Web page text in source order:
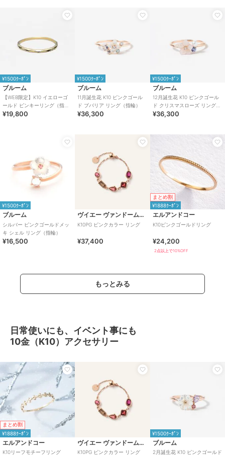
¥1500ｸｰﾎﾟﾝ
ブルーム
【WEB限定】K10 イエローゴ
ールド ピンキーリング（指
輪）
¥19,800
¥1500ｸｰﾎﾟﾝ
ブルーム
11月誕生花 K10 ピンクゴール
ド ブバリア リング（指輪）
¥36,300
¥1500ｸｰﾎﾟﾝ
ブルーム
12月誕生花 K10 ピンクゴール
ド クリスマスローズ リング
（指輪）
¥36,300
¥1500ｸｰﾎﾟﾝ
ブルーム
シルバー ピンクゴールドメッ
キ シェル リング（指輪）
¥16,500
ヴイエー ヴァンドーム青山
K10PG ピンクカラー リング
¥37,400
まとめ割
¥1888ｸｰﾎﾟﾝ
エルアンドコー
K10ピンクゴールドリング
¥24,200
2点以上で10%OFF
もっとみる
日常使いにも、イベント事にも
10金（K10）アクセサリー
まとめ割
¥1888ｸｰﾎﾟﾝ
エルアンドコー
K10リーフモチーフリング
ヴイエー ヴァンドーム青山
K10PG ピンクカラー リング
¥1500ｸｰﾎﾟﾝ
ブルーム
2月誕生花 K10 ピンクゴールド